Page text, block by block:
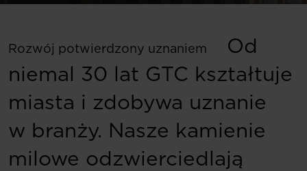
Rozwój potwierdzony uznaniem
Od
niemal 30 lat GTC kształtuje
miasta i zdobywa uznanie
w branży. Nasze kamienie
milowe odzwierciedlają